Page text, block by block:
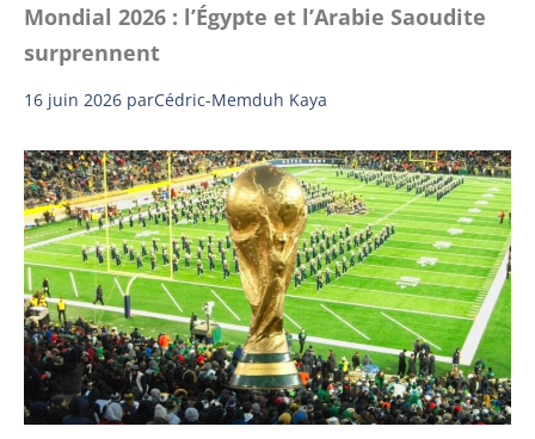
Mondial 2026 : l’Égypte et l’Arabie Saoudite
surprennent
16 juin 2026 parCédric-Memduh Kaya